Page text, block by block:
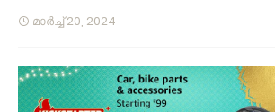
മാർച്ച് 20, 2024